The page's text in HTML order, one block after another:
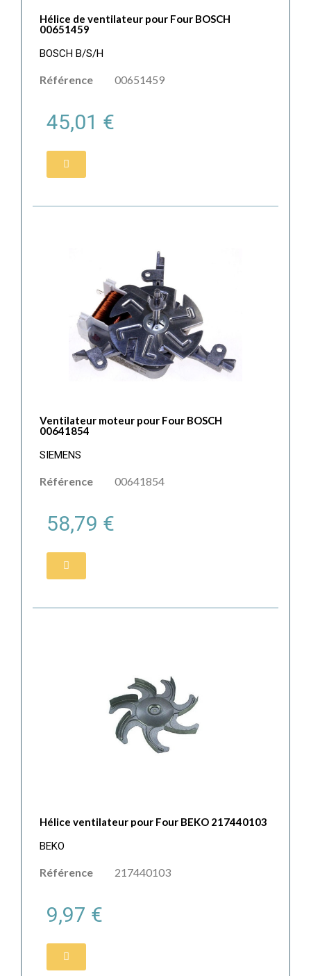
Hélice de ventilateur pour Four BOSCH
00651459
BOSCH B/S/H
Référence 00651459
45,01 €
Ventilateur moteur pour Four BOSCH
00641854
SIEMENS
Référence 00641854
58,79 €
Hélice ventilateur pour Four BEKO 217440103
BEKO
Référence 217440103
9,97 €